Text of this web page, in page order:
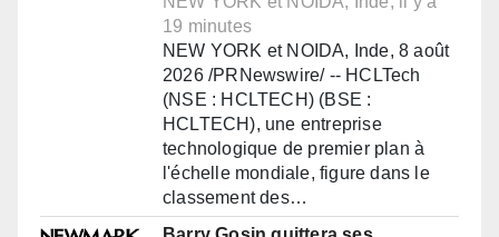
19 minutes
NEW YORK et NOIDA, Inde, 8 août
2026 /PRNewswire/ -- HCLTech
(NSE : HCLTECH) (BSE :
HCLTECH), une entreprise
technologique de premier plan à
l'échelle mondiale, figure dans le
classement des…